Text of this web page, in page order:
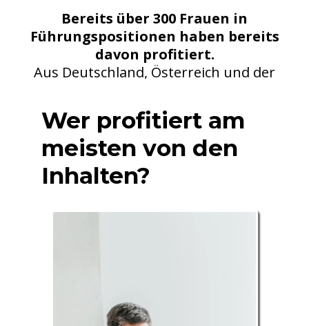
Bereits über 300 Frauen in
Führungspositionen haben bereits
davon profitiert.
Aus Deutschland, Österreich und der
Wer profitiert am
meisten von den
Inhalten?